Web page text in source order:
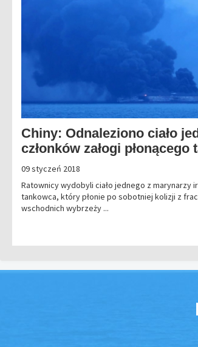
Chiny: Odnaleziono ciało
członków załogi płonącego
09 styczeń 2018
Ratownicy wydobyli ciało jednego z marynarzy
tankowca, który płonie po sobotniej kolizji z
wschodnich wybrzeży ...